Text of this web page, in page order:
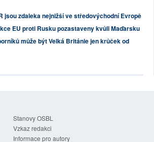
jsou zdaleka nejnižší ve středovýchodní Evropě
EU proti Rusku pozastaveny kvůli Maďarsku
může být Velká Británie jen krůček od
Stanovy OSBL
Vzkaz redakci
Informace pro autory